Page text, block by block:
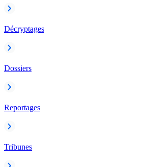
Décryptages
Dossiers
Reportages
Tribunes